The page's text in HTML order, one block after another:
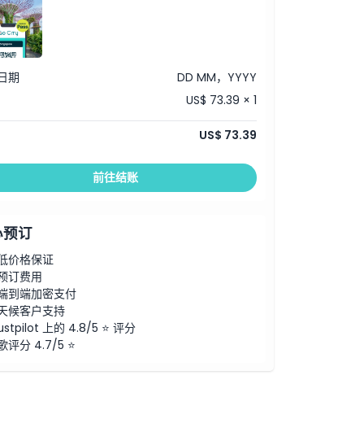
期
DD MM，YYYY
US$ 73.39 × 1
US$ 73.39
前往结账
订
价格保证
订费用
到端加密支付
候客户支持
上的 4.8/5 ⭐ 评分
评分 4.7/5 ⭐